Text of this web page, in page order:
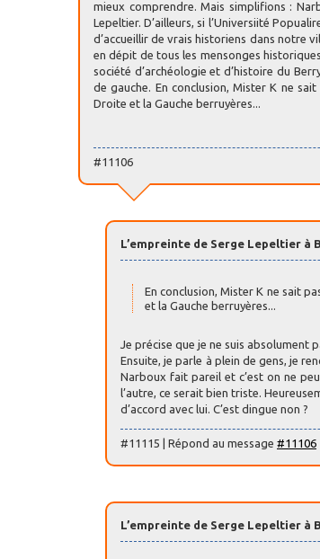
mieux comprendre. Mais simplifions :
Lepeltier. D’ailleurs, si l’Universiité
d’accueillir de vrais historiens dans notre
en dépit de tous les mensonges
société d’archéologie et d’histoire du
de gauche. En conclusion, Mister K ne
Droite et la Gauche berruyères...
#11106
L’empreinte de Serge Lepeltier à
En conclusion, Mister K ne sait
et la Gauche berruyères...
Je précise que je ne suis absolument
Ensuite, je parle à plein de gens, je
Narboux fait pareil et c’est on ne
l’autre, ce serait bien triste.
d’accord avec lui. C’est dingue non ?
#11115 | Répond au message #11106
L’empreinte de Serge Lepeltier à